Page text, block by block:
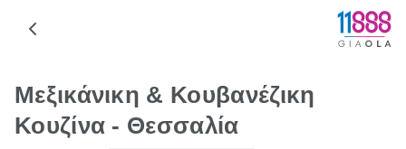
Μεξικάνικη & Κουβανέζικη
Κουζίνα - Θεσσαλία